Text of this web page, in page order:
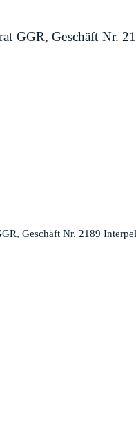
GGR, Geschäft Nr.
Geschäft Nr. 2189